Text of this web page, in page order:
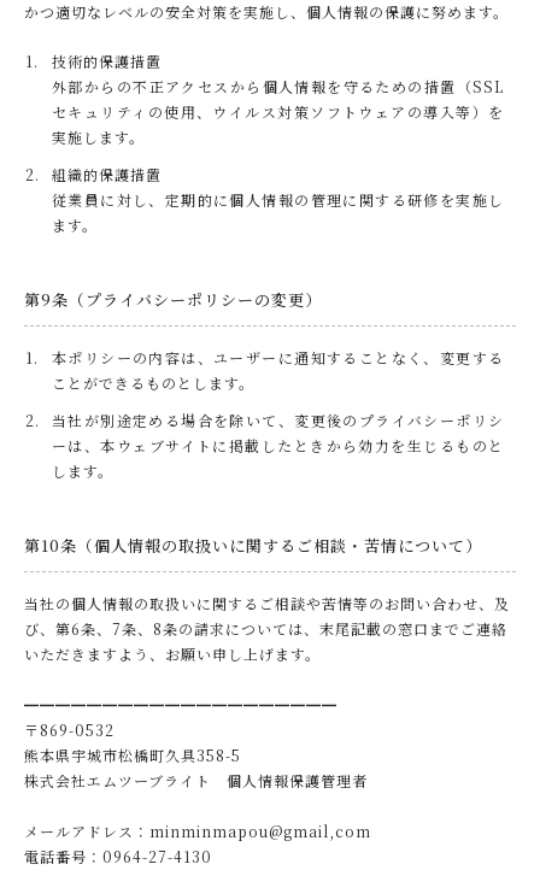
かつ適切なレベルの安全対策を実施し、個人情報の保護に努めます。
技術的保護措置
外部からの不正アクセスから個人情報を守るための措置（SSL
セキュリティの使用、ウイルス対策ソフトウェアの導入等）を
実施します。
組織的保護措置
従業員に対し、定期的に個人情報の管理に関する研修を実施し
ます。
第9条（プライバシーポリシーの変更）
本ポリシーの内容は、ユーザーに通知することなく、変更する
ことができるものとします。
当社が別途定める場合を除いて、変更後のプライバシーポリシ
ーは、本ウェブサイトに掲載したときから効力を生じるものと
します。
第10条（個人情報の取扱いに関するご相談・苦情について）
当社の個人情報の取扱いに関するご相談や苦情等のお問い合わせ、及
び、第6条、7条、8条の請求については、末尾記載の窓口までご連絡
いただきますよう、お願い申し上げます。
━━━━━━━━━━━━━━━━━━━━
〒869-0532
熊本県宇城市松橋町久具358-5
株式会社エムツーブライト 個人情報保護管理者
メールアドレス：minminmapou@gmail,com
電話番号：0964-27-4130